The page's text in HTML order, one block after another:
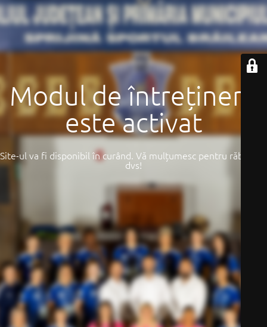
Modul de întreținere
este activat
Site-ul va fi disponibil în curând. Vă mulțumesc pentru răbdarea
dvs!